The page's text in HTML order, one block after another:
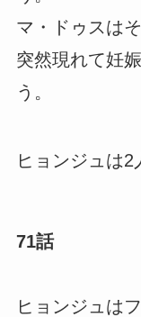
マ・ドゥスは
突然現れて妊
う。
ヒョンジュは2
71話
ヒョンジュは